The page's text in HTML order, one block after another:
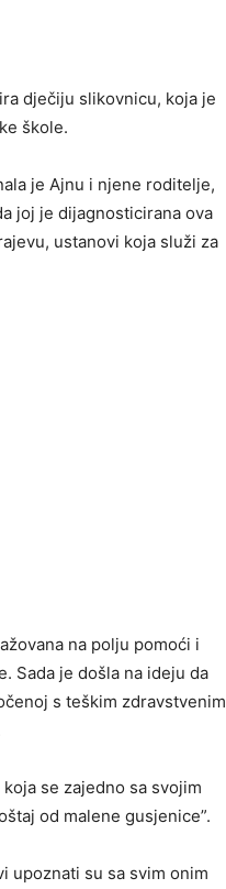
dječiju slikovnicu, koja je
škole.
je Ajnu i njene roditelje,
joj je dijagnosticirana ova
ustanovi koja služi za
na polju pomoći i
Sada je došla na ideju da
s teškim zdravstvenim
se zajedno sa svojim
od malene gusjenice”.
upoznati su sa svim onim